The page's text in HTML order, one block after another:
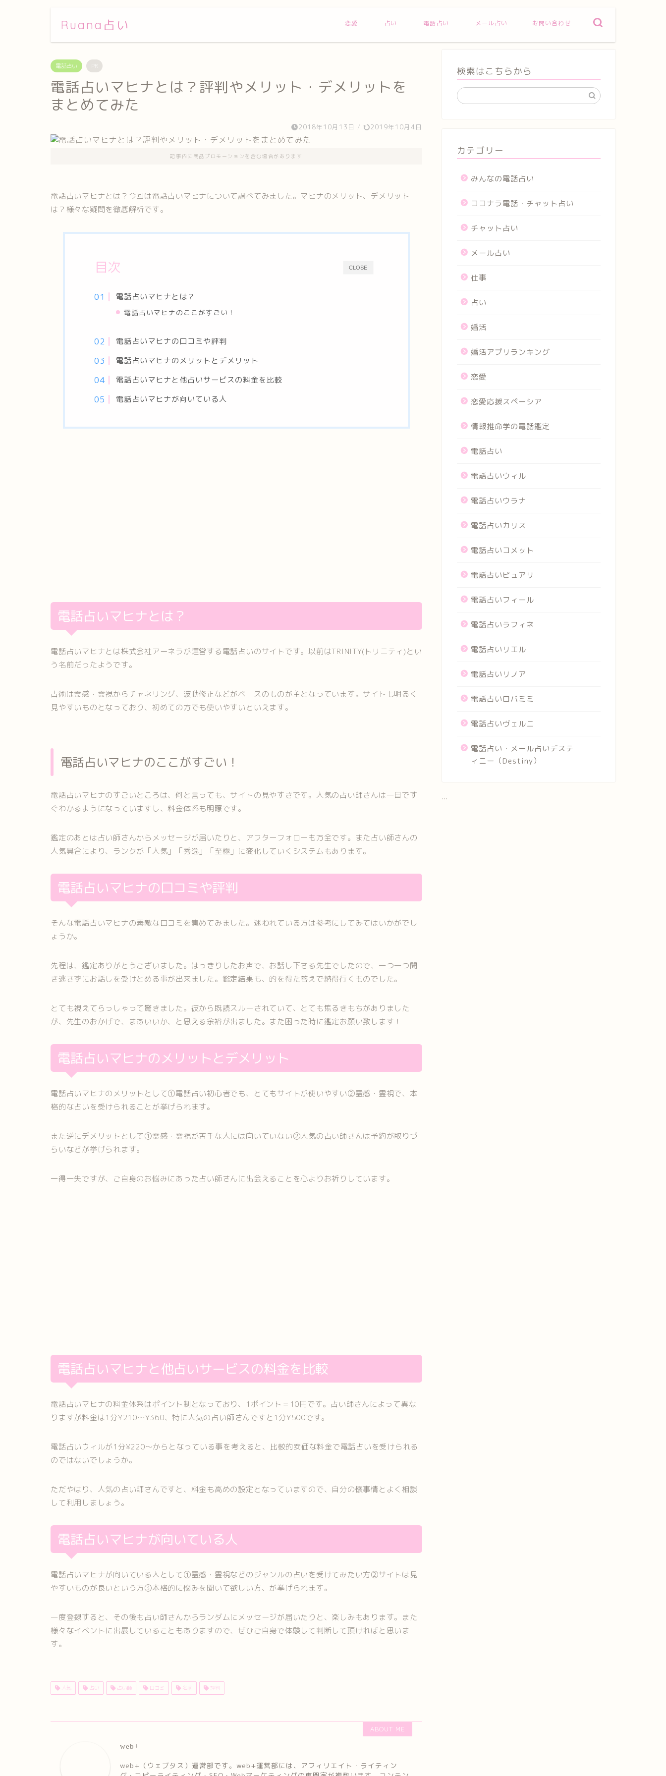
Ruana占い 恋愛 占い 電話占い メール占い お問い合わせ
電話占い
電話占いマヒナとは？評判やメリット・デメリットを
まとめてみた
2018年10月13日 / 2019年10月4日
記事内に商品プロモーションを含む場合があります
電話占いマヒナとは？今回は電話占いマヒナについて調べてみました。マヒナのメリット、デメリット
は？様々な疑問を徹底解析です。
CLOSE
目次
電話占いマヒナとは？
電話占いマヒナのここがすごい！
電話占いマヒナの口コミや評判
電話占いマヒナのメリットとデメリット
電話占いマヒナと他占いサービスの料金を比較
電話占いマヒナが向いている人
電話占いマヒナとは？
電話占いマヒナとは株式会社アーネラが運営する電話占いのサイトです。以前はTRINITY(トリニティ)とい
う名前だったようです。
占術は霊感・霊視からチャネリング、波動修正などがベースのものが主となっています。サイトも明るく
見やすいものとなっており、初めての方でも使いやすいといえます。
電話占いマヒナのここがすごい！
電話占いマヒナのすごいところは、何と言っても、サイトの見やすさです。人気の占い師さんは一目です
ぐわかるようになっていますし、料金体系も明瞭です。
鑑定のあとは占い師さんからメッセージが届いたりと、アフターフォローも万全です。また占い師さんの
人気具合により、ランクが「人気」「秀逸」「至極」に変化していくシステムもあります。
電話占いマヒナの口コミや評判
そんな電話占いマヒナの素敵な口コミを集めてみました。迷われている方は参考にしてみてはいかがでし
ょうか。
先程は、鑑定ありがとうございました。はっきりしたお声で、お話し下さる先生でしたので、一つ一つ聞
き逃さずにお話しを受けとめる事が出来ました。鑑定結果も、的を得た答えで納得行くものでした。
とても視えてらっしゃって驚きました。彼から既読スルーされていて、とても焦るきもちがありました
が、先生のおかげで、まあいいか、と思える余裕が出ました。また困った時に鑑定お願い致します！
電話占いマヒナのメリットとデメリット
電話占いマヒナのメリットとして①電話占い初心者でも、とてもサイトが使いやすい②霊感・霊視で、本
格的な占いを受けられることが挙げられます。
また逆にデメリットとして①霊感・霊視が苦手な人には向いていない②人気の占い師さんは予約が取りづ
らいなどが挙げられます。
一得一失ですが、ご自身のお悩みにあった占い師さんに出会えることを心よりお祈りしています。
電話占いマヒナと他占いサービスの料金を比較
電話占いマヒナの料金体系はポイント制となっており、1ポイント＝10円です。占い師さんによって異な
りますが料金は1分¥210〜¥360、特に人気の占い師さんですと1分¥500です。
電話占いウィルが1分¥220〜からとなっている事を考えると、比較的安価な料金で電話占いを受けられる
のではないでしょうか。
ただやはり、人気の占い師さんですと、料金も高めの設定となっていますので、自分の懐事情とよく相談
して利用しましょう。
電話占いマヒナが向いている人
電話占いマヒナが向いている人として①霊感・霊視などのジャンルの占いを受けてみたい方②サイトは見
やすいものが良いという方③本格的に悩みを聞いて欲しい方、が挙げられます。
一度登録すると、その後も占い師さんからランダムにメッセージが届いたりと、楽しみもあります。また
様々なイベントに出展していることもありますので、ぜひご自身で体験して判断して頂ければと思いま
す。
人気 占い 占い師 口コミ 名前 評判
ABOUT ME
web+
web+（ウェブタス）運営部です。web+運営部には、アフィリエイト・ライティン
検索はこちらから
カテゴリー
みんなの電話占い
ココナラ電話・チャット占い
チャット占い
メール占い
仕事
占い
婚活
婚活アプリランキング
恋愛
恋愛応援スペーシア
情報推命学の電話鑑定
電話占い
電話占いウィル
電話占いウラナ
電話占いカリス
電話占いコメット
電話占いピュアリ
電話占いフィール
電話占いラフィネ
電話占いリエル
電話占いリノア
電話占いロバミミ
電話占いヴェルニ
電話占い・メール占いデステ
ィニー（Destiny）
...